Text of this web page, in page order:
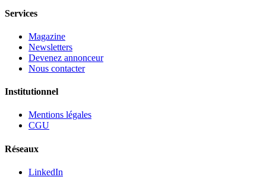
Services
Magazine
Newsletters
Devenez annonceur
Nous contacter
Institutionnel
Mentions légales
CGU
Réseaux
LinkedIn